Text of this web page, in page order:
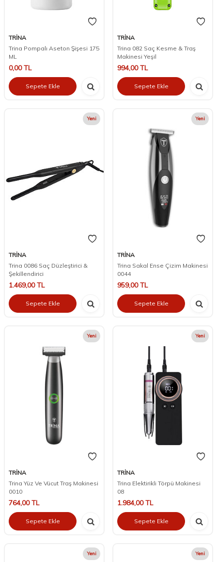
TRİNA
Trina Pompalı Aseton Şişesi 175
ML
0,00TL
Sepete Ekle
TRİNA
Trina 082 Saç Kesme & Traş
Makinesi Yeşil
994,00TL
Sepete Ekle
Yeni
TRİNA
Trina 0086 Saç Düzleştirici &
Şekillendirici
1.469,00TL
Sepete Ekle
Yeni
TRİNA
Trina Sakal Ense Çizim Makinesi
0044
959,00TL
Sepete Ekle
Yeni
TRİNA
Trina Yüz Ve Vücut Traş Makinesi
0010
764,00TL
Sepete Ekle
Yeni
TRİNA
Trina Elektirikli Törpü Makinesi
08
1.984,00TL
Sepete Ekle
Yeni Yeni